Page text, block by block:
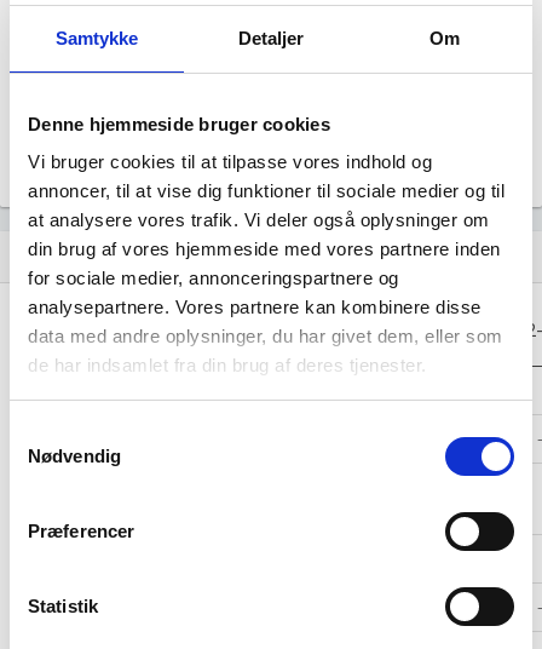
Samtykke Detaljer Om
Denne hjemmeside bruger cookies
Vi bruger cookies til at tilpasse vores indhold og
annoncer, til at vise dig funktioner til sociale medier og til
at analysere vores trafik. Vi deler også oplysninger om
din brug af vores hjemmeside med vores partnere inden
for sociale medier, annonceringspartnere og
analysepartnere. Vores partnere kan kombinere disse
data med andre oplysninger, du har givet dem, eller som
de har indsamlet fra din brug af deres tjenester.
Nødvendig
Præferencer
Statistik
Årsrapporten 2022-12
assignment Regnskaber
Resultat i 1000
DKK
2025-12 2024-12 2023-12
-12
84
Årets Resultat